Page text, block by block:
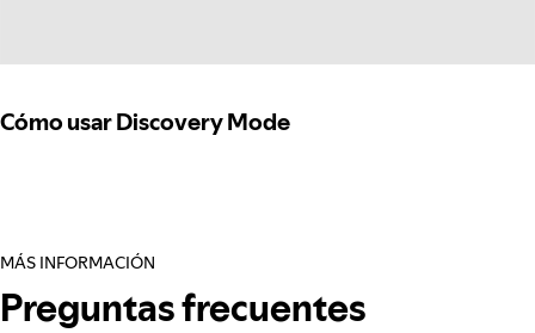
Cómo usar Discovery Mode
MÁS INFORMACIÓN
Preguntas frecuentes